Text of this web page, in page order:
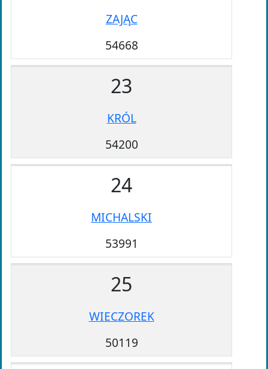
ZAJĄC
54668
23
KRÓL
54200
24
MICHALSKI
53991
25
WIECZOREK
50119